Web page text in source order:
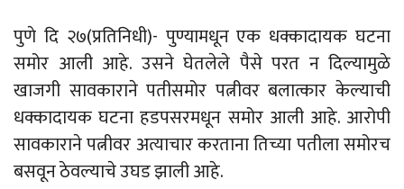
पुणे दि २७(प्रतिनिधी)- पुण्यामधून एक धक्कादायक घटना
समोर आली आहे. उसने घेतलेले पैसे परत न दिल्यामुळे
खाजगी सावकाराने पतीसमोर पत्नीवर बलात्कार केल्याची
धक्कादायक घटना हडपसरमधून समोर आली आहे. आरोपी
सावकाराने पत्नीवर अत्याचार करताना तिच्या पतीला समोरच
बसवून ठेवल्याचे उघड झाली आहे.